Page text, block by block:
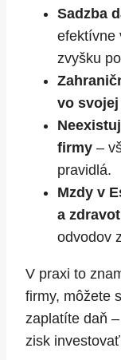
Sadzba
efektívne
zvyšku
vo
firmy –
pravidlá.
Mzdy v
a
odvodov
V praxi to
firmy, môžete
zaplatíte daň
zisk